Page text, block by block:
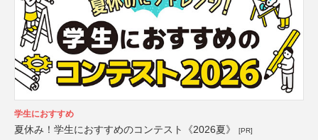
学生におすすめ
夏休み！学生におすすめのコンテスト《2026夏》 [PR]